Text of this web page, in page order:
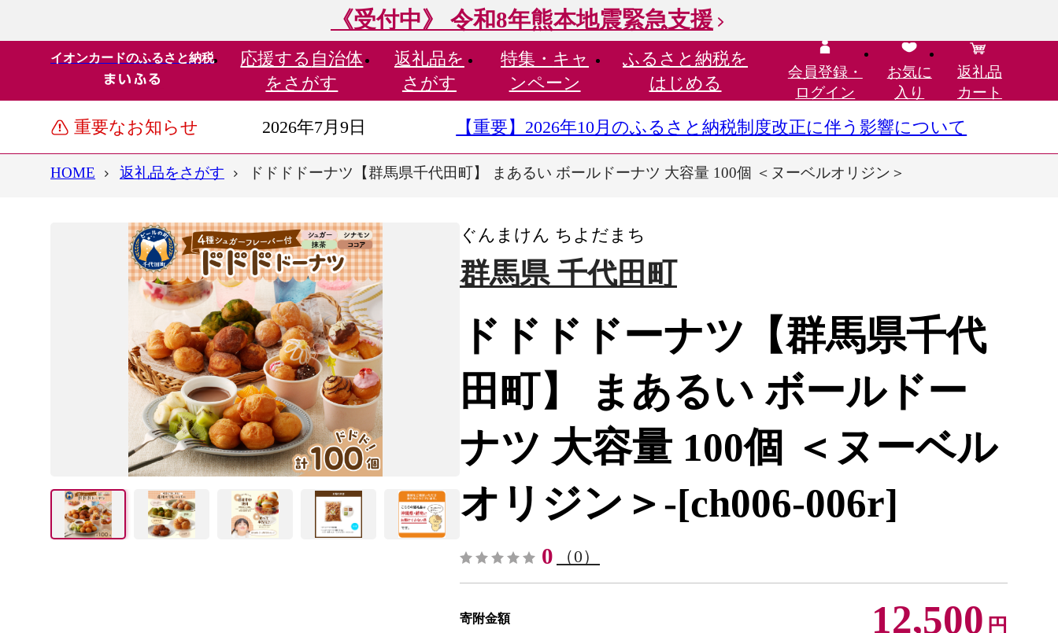
《受付中》 令和8年熊本地震緊急支援
イオンカードのふるさと納税 応援する 自治体
をさがす
返礼品を
さがす
特集・ キャ
ンペーン
ふるさと納税を
はじめる
会員登録・
ログイン
お気に
入り
返礼品
カート
重要なお知らせ 2026年7月9日 【重要】2026年10月のふるさと納税制度改正に伴う影響について
HOME 返礼品をさがす ドドドドーナツ【群馬県千代田町】 まあるい ボールドーナツ 大容量 100個 ＜ヌーベルオリジン＞
ぐんまけん ちよだまち
群馬県 千代田町
ドドドドーナツ【群馬県千代
田町】 まあるい ボールドー
ナツ 大容量 100個 ＜ヌーベル
オリジン＞-[ch006-006r]
0 （0）
寄附金額 12,500 円